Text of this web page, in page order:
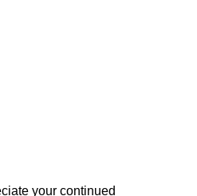
your continued